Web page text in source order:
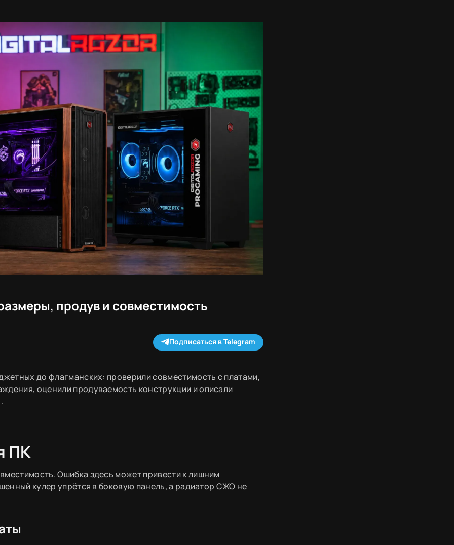
продув и совместимость
Подписаться в Telegram
до флагманских: проверили совместимость с платами,
оценили продуваемость конструкции и описали
ПК
Ошибка здесь может привести к лишним
кулер упрётся в боковую панель, а радиатор СЖО не